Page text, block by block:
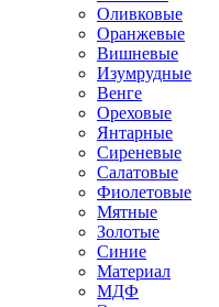
Оливковые
Оранжевые
Вишневые
Изумрудные
Венге
Ореховые
Янтарные
Сиреневые
Салатовые
Фиолетовые
Мятные
Золотые
Синие
Материал
МДФ